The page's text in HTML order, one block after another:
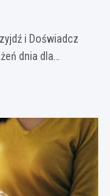
i Doświadcz
dnia dla…